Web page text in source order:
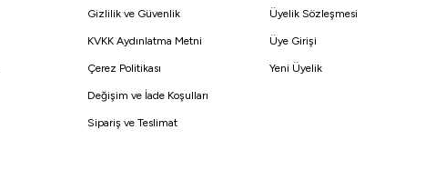
Gizlilik ve Güvenlik
KVKK Aydınlatma Metni
Çerez Politikası
Değişim ve İade Koşulları
Sipariş ve Teslimat
Üyelik Sözleşmesi
Üye Girişi
Yeni Üyelik